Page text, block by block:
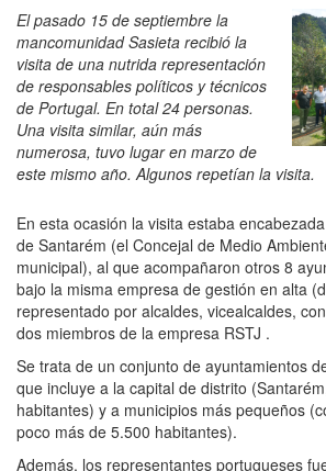
El pasado 15 de septiembre la
mancomunidad Sasieta recibió la
visita de una nutrida representación
de responsables políticos y técnicos
de Portugal. En total 24 personas.
Una visita similar, aún más
numerosa, tuvo lugar en marzo de
este mismo año. Algunos repetían la visita.
En esta ocasión la visita estaba
de Santarém (el Concejal de Medio
municipal), al que acompañaron otros 8
bajo la misma empresa de gestión en alta
representado por alcaldes, vicealcaldes,
dos miembros de la empresa RSTJ .
Se trata de un conjunto de ayuntamientos
que incluye a la capital de distrito
habitantes) y a municipios más pequeños
poco más de 5.500 habitantes).
Además, los representantes portugueses